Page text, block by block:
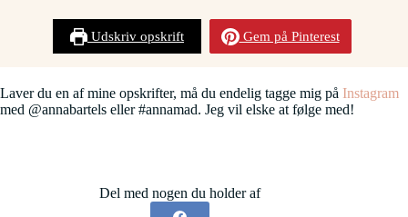
Udskriv opskrift Gem på Pinterest
Laver du en af mine opskrifter, må du endelig tagge mig på Instagram
med @annabartels eller #annamad. Jeg vil elske at følge med!
Del med nogen du holder af